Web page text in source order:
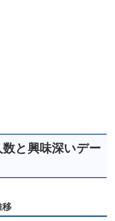
と興味深いデー
移